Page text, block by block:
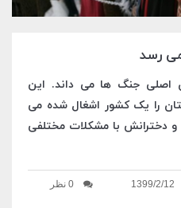
رسد
اصلی جنگ ها می داند. این
را یک کشور اشغال شده می
و دخترانش با مشکلات مختلفی
1399/2/12 0 نظر